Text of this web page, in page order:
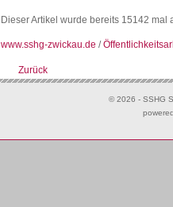
Dieser Artikel wurde bereits 15142 mal
www.sshg-zwickau.de /
Zurück
© 2026 - SSHG